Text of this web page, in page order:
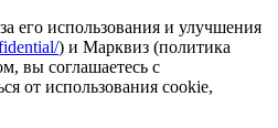
его использования и улучшения
) и Марквиз (политика
вы соглашаетесь с
от использования cookie,